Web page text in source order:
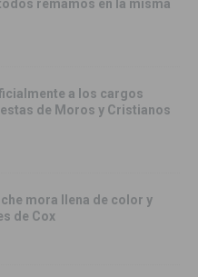
remamos en la misma
a los cargos
de Moros y Cristianos
mora llena de color y
de Cox